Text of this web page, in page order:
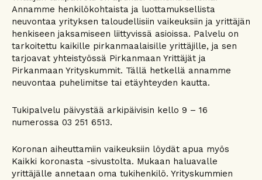
Annamme henkilökohtaista ja luottamuksellista
neuvontaa yrityksen taloudellisiin vaikeuksiin ja yrittäjän
henkiseen jaksamiseen liittyvissä asioissa. Palvelu on
tarkoitettu kaikille pirkanmaalaisille yrittäjille, ja sen
tarjoavat yhteistyössä Pirkanmaan Yrittäjät ja
Pirkanmaan Yrityskummit. Tällä hetkellä annamme
neuvontaa puhelimitse tai etäyhteyden kautta.
Tukipalvelu päivystää arkipäivisin kello 9 – 16
numerossa 03 251 6513.
Koronan aiheuttamiin vaikeuksiin löydät apua myös
Kaikki koronasta -sivustolta. Mukaan haluavalle
yrittäjälle annetaan oma tukihenkilö. Yrityskummien